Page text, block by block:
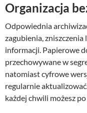
Organizacja
Odpowiednia
zagubienia,
informacji. Papierowe
przechowywane w
natomiast cyfrowe
regularnie
każdej chwili możesz